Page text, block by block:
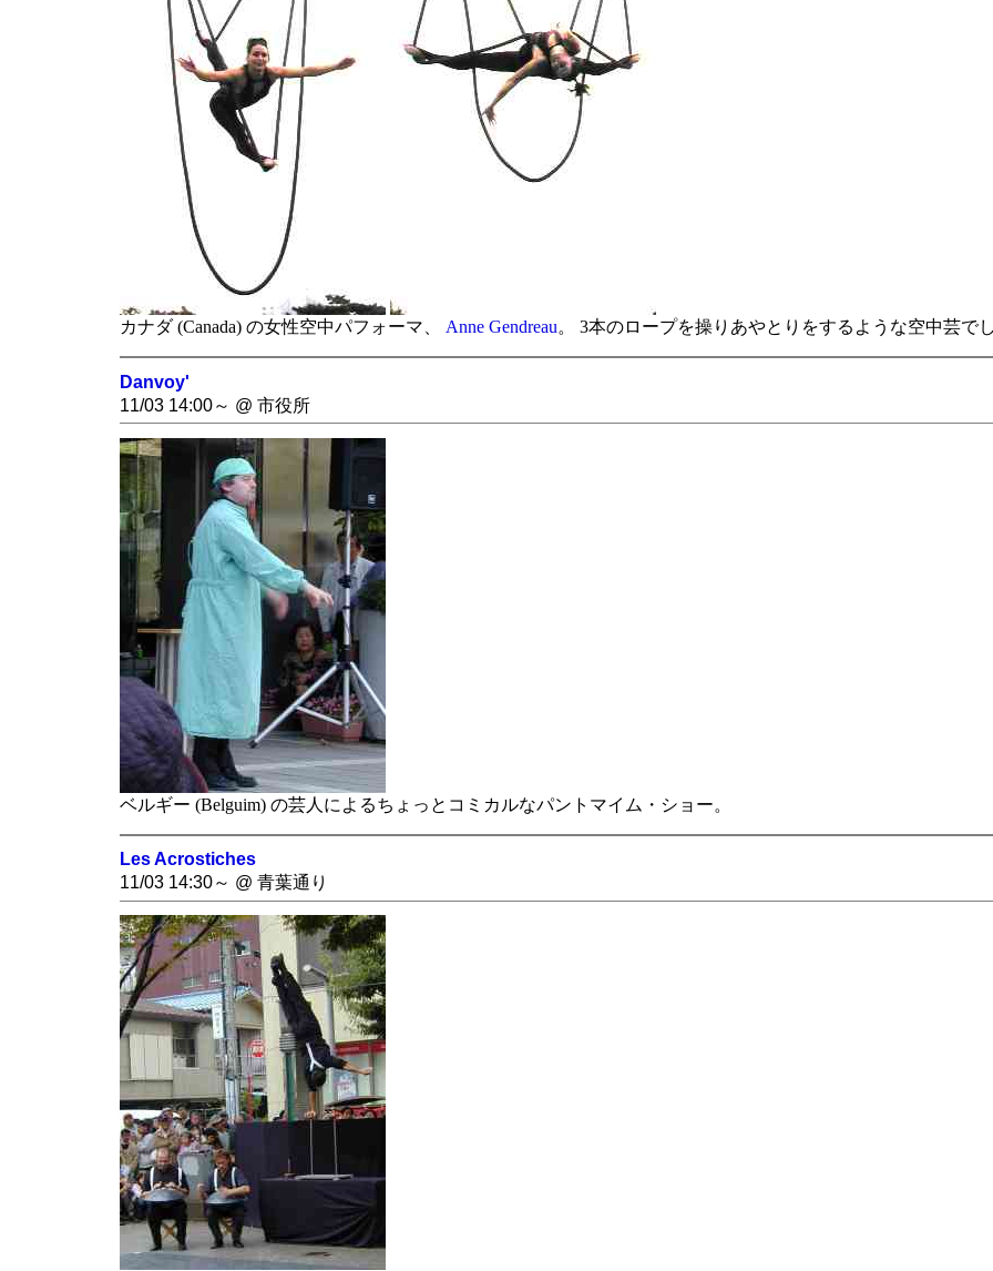
カナダ (Canada) の女性空中パフォーマ、 Anne Gendreau。 3本のロープを操りあやとりをするような空中芸で
Danvoy'
11/03 14:00～ @ 市役所
ベルギー (Belguim) の芸人によるちょっとコミカルなパントマイム・ショー。
Les Acrostiches
11/03 14:30～ @ 青葉通り